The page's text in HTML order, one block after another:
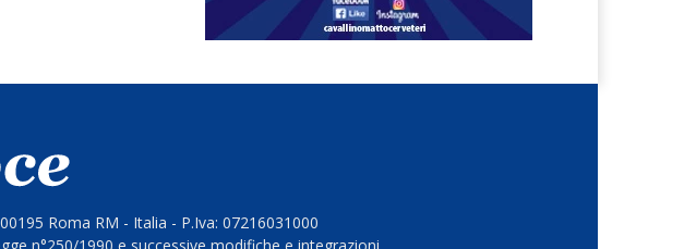
Roma RM - Italia - P.Iva: 07216031000